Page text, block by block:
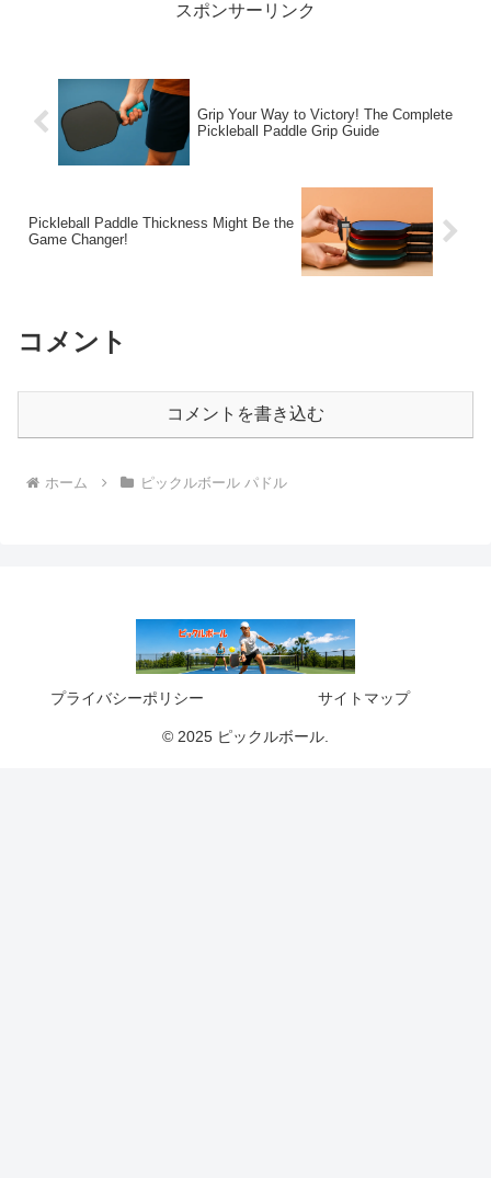
スポンサーリンク
Grip Your Way to Victory! The Complete
Pickleball Paddle Grip Guide
Pickleball Paddle Thickness Might Be the
Game Changer!
コメント
コメントを書き込む
ホーム ピックルボール パドル
プライバシーポリシー サイトマップ
© 2025 ピックルボール.